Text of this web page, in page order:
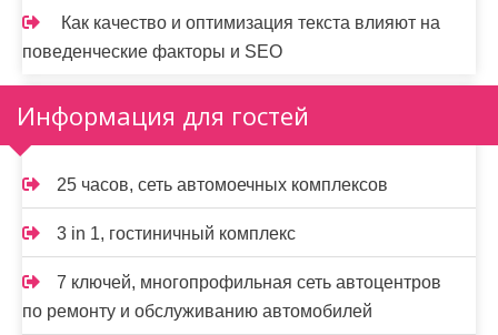
Как качество и оптимизация текста влияют на
поведенческие факторы и SEO
Информация для гостей
25 часов, сеть автомоечных комплексов
3 in 1, гостиничный комплекс
7 ключей, многопрофильная сеть автоцентров
по ремонту и обслуживанию автомобилей